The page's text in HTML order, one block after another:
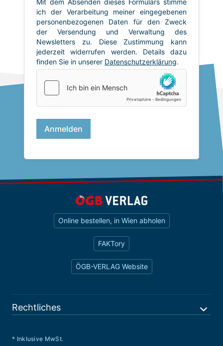
Online bestellen, in Wien abholen
FAKTory
ÖGB-VERLAG Website
Rechtliches
* Inklusive MwSt.